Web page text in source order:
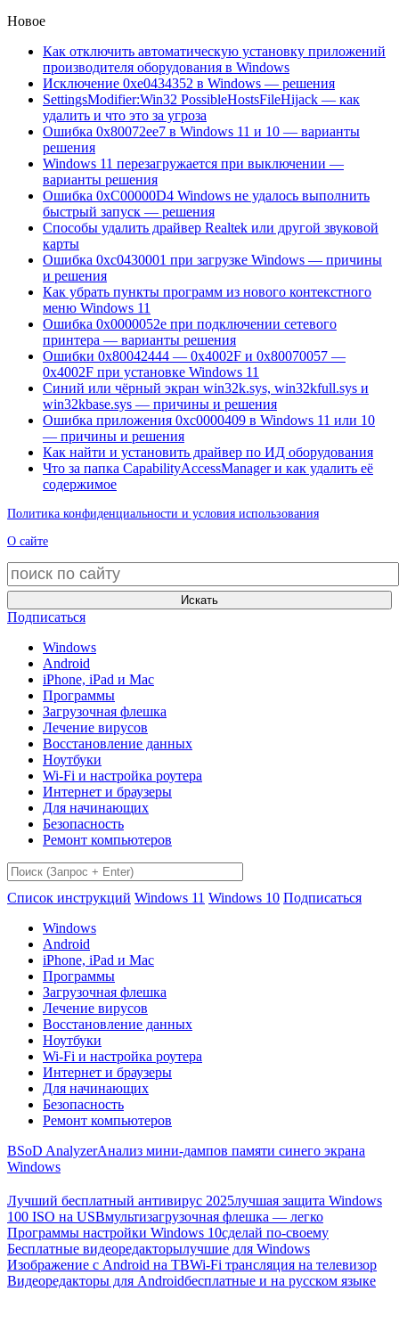
Новое
Как отключить автоматическую установку приложений
производителя оборудования в Windows
Исключение 0xe0434352 в Windows — решения
SettingsModifier:Win32 PossibleHostsFileHijack — как
удалить и что это за угроза
Ошибка 0x80072ee7 в Windows 11 и 10 — варианты
решения
Windows 11 перезагружается при выключении —
варианты решения
Ошибка 0xC00000D4 Windows не удалось выполнить
быстрый запуск — решения
Способы удалить драйвер Realtek или другой звуковой
карты
Ошибка 0xc0430001 при загрузке Windows — причины
и решения
Как убрать пункты программ из нового контекстного
меню Windows 11
Ошибка 0x0000052e при подключении сетевого
принтера — варианты решения
Ошибки 0x80042444 — 0x4002F и 0x80070057 —
0x4002F при установке Windows 11
Синий или чёрный экран win32k.sys, win32kfull.sys и
win32kbase.sys — причины и решения
Ошибка приложения 0xc0000409 в Windows 11 или 10
— причины и решения
Как найти и установить драйвер по ИД оборудования
Что за папка CapabilityAccessManager и как удалить её
содержимое
Политика конфиденциальности и условия использования
О сайте
Искать
Подписаться
Windows
Android
iPhone, iPad и Mac
Программы
Загрузочная флешка
Лечение вирусов
Восстановление данных
Ноутбуки
Wi-Fi и настройка роутера
Интернет и браузеры
Для начинающих
Безопасность
Ремонт компьютеров
Список инструкций Windows 11 Windows 10 Подписаться
Windows
Android
iPhone, iPad и Mac
Программы
Загрузочная флешка
Лечение вирусов
Восстановление данных
Ноутбуки
Wi-Fi и настройка роутера
Интернет и браузеры
Для начинающих
Безопасность
Ремонт компьютеров
BSoD AnalyzerАнализ мини-дампов памяти синего экрана
Windows
Лучший бесплатный антивирус 2025лучшая защита Windows
100 ISO на USBмультизагрузочная флешка — легко
Программы настройки Windows 10сделай по-своему
Бесплатные видеоредакторылучшие для Windows
Изображение с Android на ТВWi-Fi трансляция на телевизор
Видеоредакторы для Androidбесплатные и на русском языке